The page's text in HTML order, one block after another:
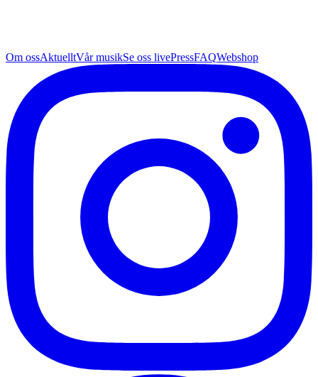
Om ossAktuelltVår musikSe oss livePressFAQWebshop